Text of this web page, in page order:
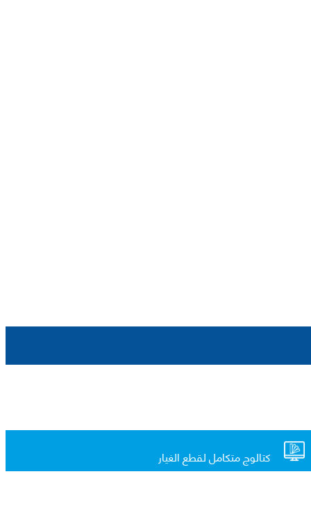
كتالوج متكامل لقطع الغيار